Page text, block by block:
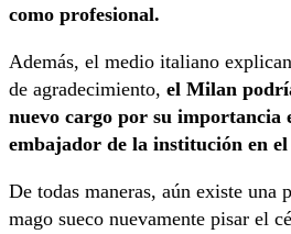
como profesional.
Además, el medio italiano
de agradecimiento, el Milan
nuevo cargo por su importancia
embajador de la institución en
De todas maneras, aún existe una
mago sueco nuevamente pisar el